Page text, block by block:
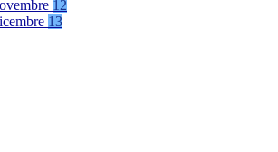
12
13